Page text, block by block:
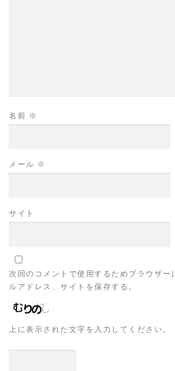
名前 ※
メール ※
サイト
次回のコメントで使用するためブラウザー
ルアドレス、サイトを保存する。
上に表示された文字を入力してください。